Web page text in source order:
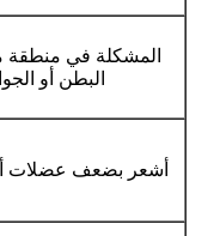
المشكلة في منطقة
البطن أو
أشعر بضعف عضلات